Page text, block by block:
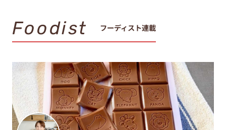
Foodist フーディスト連載